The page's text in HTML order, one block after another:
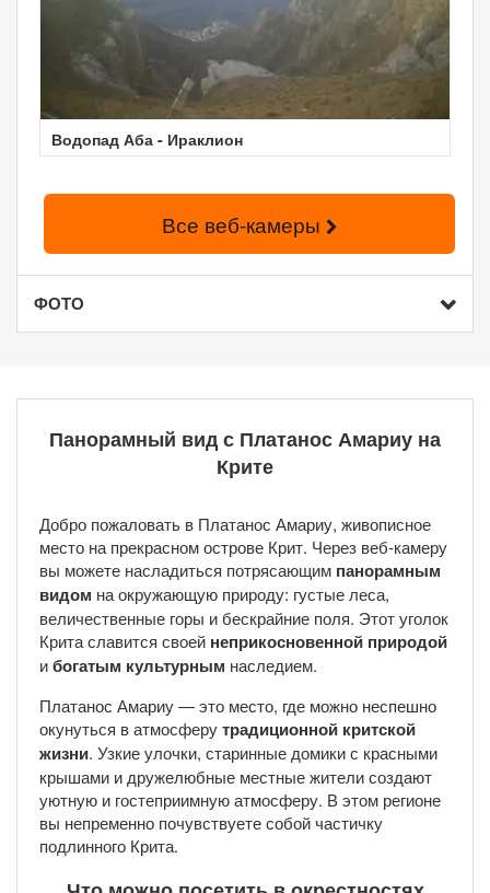
Водопад Аба - Ираклион
Все веб-камеры
ФОТО
Панорамный вид с Платанос Амариу на
Крите
Добро пожаловать в Платанос Амариу, живописное
место на прекрасном острове Крит. Через веб-камеру
вы можете насладиться потрясающим панорамным
видом на окружающую природу: густые леса,
величественные горы и бескрайние поля. Этот уголок
Крита славится своей неприкосновенной природой
ибогатым культурным наследием.
Платанос Амариу — это место, где можно неспешно
окунуться в атмосферутрадиционной критской
жизни. Узкие улочки, старинные домики с красными
крышами и дружелюбные местные жители создают
уютную и гостеприимную атмосферу. В этом регионе
вы непременно почувствуете собой частичку
подлинного Крита.